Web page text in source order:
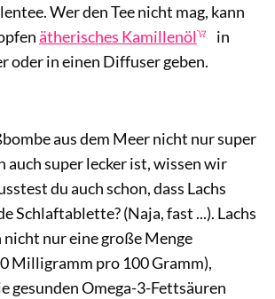
Wer den Tee nicht mag, kann
ätherisches Kamillenöl
in
oder in einen Diffuser geben.
aus dem Meer nicht nur super
auch super lecker ist, wissen wir
du auch schon, dass Lachs
Schlaftablette? (Naja, fast ...). Lachs
nur eine große Menge
Milligramm pro 100 Gramm),
gesunden Omega-3-Fettsäuren